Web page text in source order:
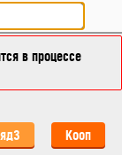
в процессе
Кооп